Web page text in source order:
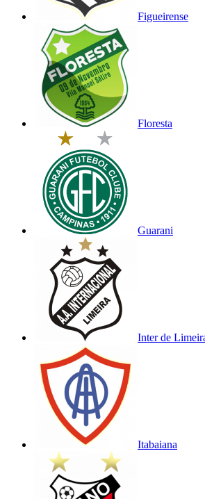
Figueirense
Floresta
Guarani
Inter de
Itabaiana